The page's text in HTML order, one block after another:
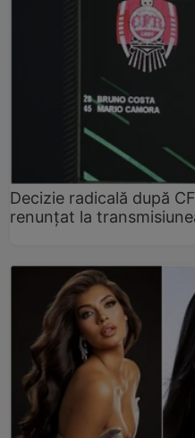
Decizie radicală după
renunțat la